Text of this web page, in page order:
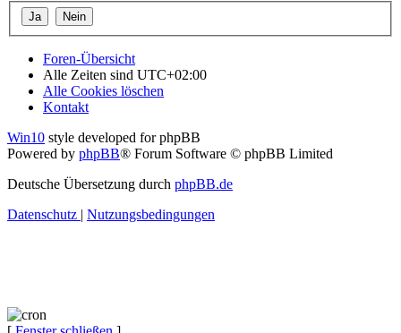
Foren-Übersicht
Alle Zeiten sind UTC+02:00
Alle Cookies löschen
Kontakt
Win10 style developed for phpBB
Powered by phpBB® Forum Software © phpBB Limited
Deutsche Übersetzung durch phpBB.de
Datenschutz | Nutzungsbedingungen